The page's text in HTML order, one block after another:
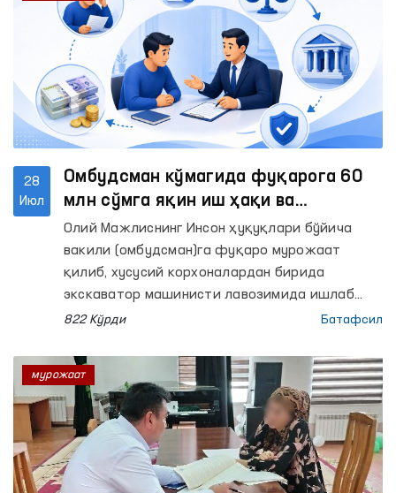
28
Июл
Омбудсман кўмагида фуқарога 60
млн сўмга яқин иш ҳақи ва
компенсация ундирилди
Олий Мажлиснинг Инсон ҳуқуқлари бўйича
вакили (омбудсман)га фуқаро мурожаат
қилиб, хусусий корхоналардан бирида
экскаватор машинисти лавозимида ишлаб
келгани, бироқ 2025 йил январь–май ойлари
қилинганда тўланиши лозим бўлган ҳисоб-
китоб маблағлари тўлаб берилмаётганидан
норози бўлди.
822 Кўрди Батафсил
мурожаат